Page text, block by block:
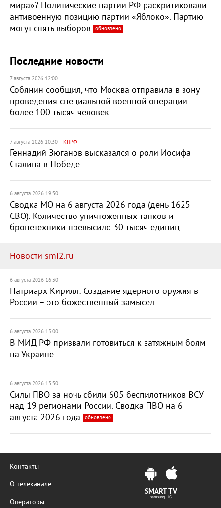
мира»? Политические партии РФ раскритиковали
антивоенную позицию партии «Яблоко». Партию
могут снять выборов
обновлено
Последние новости
7 августа 2026 12:00
Собянин сообщил, что Москва отправила в зону
проведения специальной военной операции
более 100 тысяч человек
7 августа 2026 10:30 – КПРФ
Геннадий Зюганов высказался о роли Иосифа
Сталина в Победе
6 августа 2026 19:30
Сводка МО на 6 августа 2026 года (день 1625
СВО). Количество уничтоженных танков и
бронетехники превысило 30 тысяч единиц
Новости smi2.ru
6 августа 2026 16:30
Патриарх Кирилл: Создание ядерного оружия в
России – это божественный замысел
6 августа 2026 15:00
В МИД РФ призвали готовиться к затяжным боям
на Украине
6 августа 2026 13:30
Силы ПВО за ночь сбили 605 беспилотников ВСУ
над 19 регионами России. Сводка ПВО на 6
августа 2026 года
обновлено
Контакты
О телеканале
Операторы
SMART TV
samsung LG